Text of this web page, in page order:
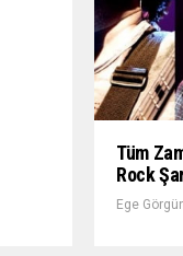
Tüm
Rock
Ege